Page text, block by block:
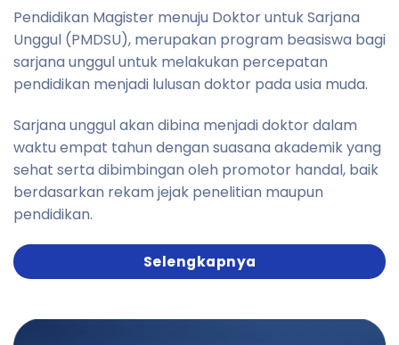
Pendidikan Magister menuju Doktor untuk Sarjana
Unggul (PMDSU), merupakan program beasiswa bagi
sarjana unggul untuk melakukan percepatan
pendidikan menjadi lulusan doktor pada usia muda.
Sarjana unggul akan dibina menjadi doktor dalam
waktu empat tahun dengan suasana akademik yang
sehat serta dibimbingan oleh promotor handal, baik
berdasarkan rekam jejak penelitian maupun
pendidikan.
Selengkapnya